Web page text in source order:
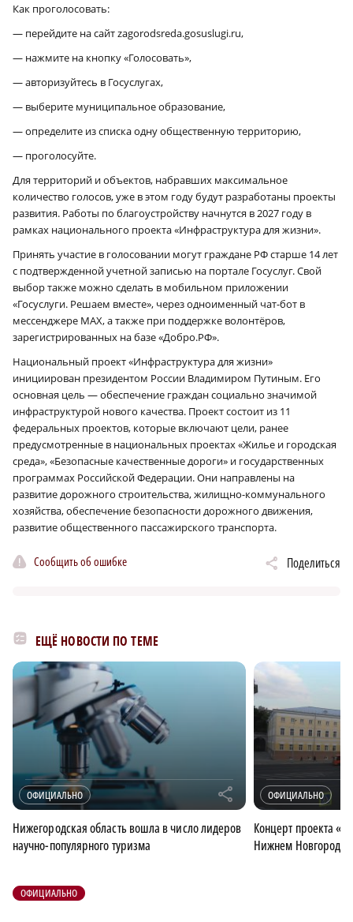
Как проголосовать:
— перейдите на сайт zagorodsreda.gosuslugi.ru,
— нажмите на кнопку «Голосовать»,
— авторизуйтесь в Госуслугах,
— выберите муниципальное образование,
— определите из списка одну общественную территорию,
— проголосуйте.
Для территорий и объектов, набравших максимальное
количество голосов, уже в этом году будут разработаны проекты
развития. Работы по благоустройству начнутся в 2027 году в
рамках национального проекта «Инфраструктура для жизни».
Принять участие в голосовании могут граждане РФ старше 14 лет
с подтвержденной учетной записью на портале Госуслуг. Свой
выбор также можно сделать в мобильном приложении
«Госуслуги. Решаем вместе», через одноименный чат-бот в
мессенджере МАХ, а также при поддержке волонтёров,
зарегистрированных на базе «Добро.РФ».
Национальный проект «Инфраструктура для жизни»
инициирован президентом России Владимиром Путиным. Его
основная цель — обеспечение граждан социально значимой
инфраструктурой нового качества. Проект состоит из 11
федеральных проектов, которые включают цели, ранее
предусмотренные в национальных проектах «Жилье и городская
среда», «Безопасные качественные дороги» и государственных
программах Российской Федерации. Они направлены на
развитие дорожного строительства, жилищно-коммунального
хозяйства, обеспечение безопасности дорожного движения,
развитие общественного пассажирского транспорта.
Сообщить об ошибке Поделиться
ЕЩЁ НОВОСТИ ПО ТЕМЕ
ОФИЦИАЛЬНО r
Нижегородская область вошла в число лидеров
научно-популярного туризма
ОФИЦИАЛЬНО
Концерт проекта
Нижнем Новгороде
ОФИЦИАЛЬНО